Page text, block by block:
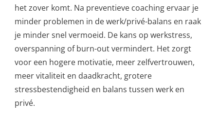
het zover komt. Na preventieve coaching ervaar je
minder problemen in de werk/privé-balans en raak
je minder snel vermoeid. De kans op werkstress,
overspanning of burn-out vermindert. Het zorgt
voor een hogere motivatie, meer zelfvertrouwen,
meer vitaliteit en daadkracht, grotere
stressbestendigheid en balans tussen werk en
privé.